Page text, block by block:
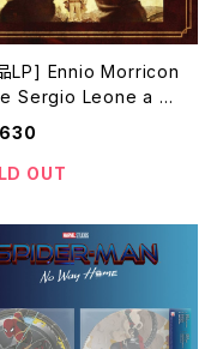
LP] Ennio Morricon
Sergio Leone a Q
Tarantino
OUT